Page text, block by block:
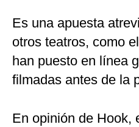
Es una apuesta
otros teatros, como
han puesto en línea
filmadas antes de la
En opinión de Hook,